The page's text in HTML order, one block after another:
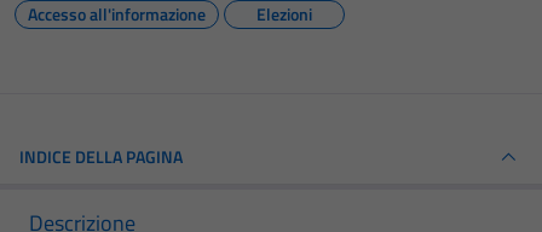
Accesso all'informazione Elezioni
INDICE DELLA PAGINA
Descrizione